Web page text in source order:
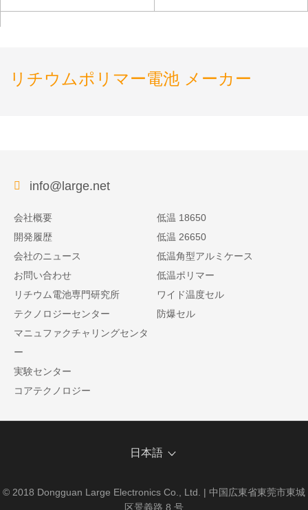
リチウムポリマー電池 メーカー
info@large.net
会社概要
開発履歴
会社のニュース
お問い合わせ
リチウム電池専門研究所
テクノロジーセンター
マニュファクチャリングセンタ
ー
実験センター
コアテクノロジー
低温 18650
低温 26650
低温角型アルミケース
低温ポリマー
ワイド温度セル
防爆セル
日本語
© 2018 Dongguan Large Electronics Co., Ltd. | 中国広東省東莞市東城
区景義路 8 号